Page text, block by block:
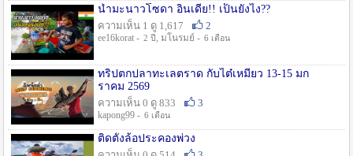
น้ำมะนาวโซดา อินเดีย!! เป็นยังไง??
ความเห็น 1 ดู 1,617
2
ee16korat - 2 ปี , มโนรมย์ - 6 เดือน
ทริปตกปลาทะเลตราด กับไต๋เหมี่ยว 13-15 มก
ราคม 2569
ความเห็น 0 ดู 833
3
kapong99 - 6 เดือน
ติดตั้งล้อประคองพ่วง